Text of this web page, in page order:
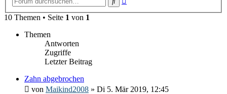
10 Themen • Seite 1 von 1
Themen
Antworten
Zugriffe
Letzter Beitrag
Zahn abgebrochen
von Maikind2008 » Di 5. Mär 2019, 12:45